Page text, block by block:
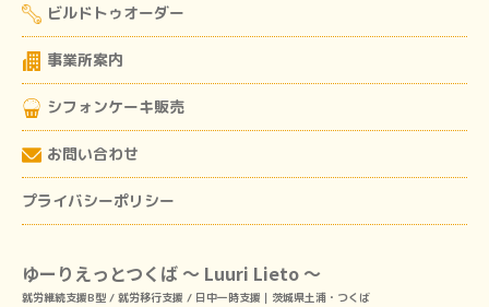
ビルドトゥオーダー
事業所案内
シフォンケーキ販売
お問い合わせ
プライバシーポリシー
ゆーりえっとつくば ～ Luuri Lieto ～
就労継続支援B型 / 就労移行支援 / 日中一時支援｜茨城県土浦・つくば